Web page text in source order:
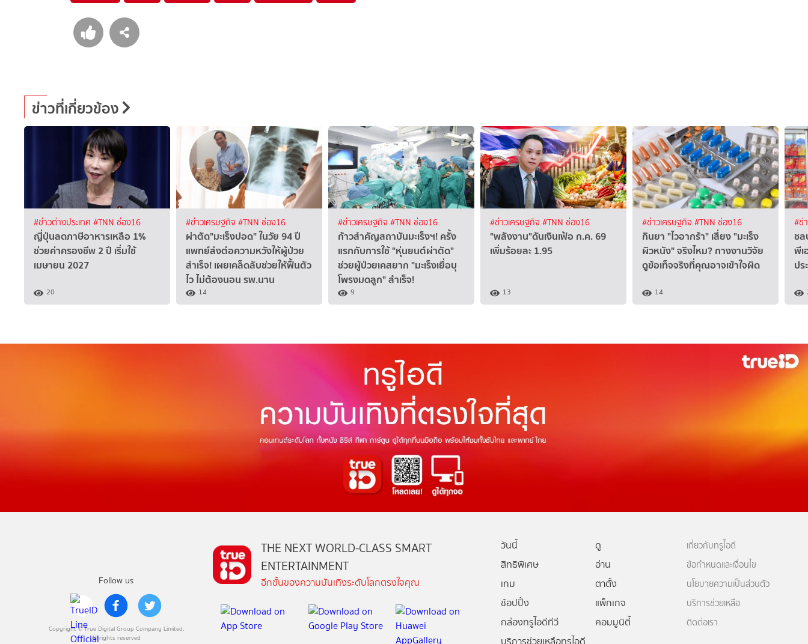
ข่าวที่เกี่ยวข้อง
#ข่าวต่างประเทศ #TNN ช่อง16
ญี่ปุ่นลดภาษีอาหารเหลือ 1%
ช่วยค่าครองชีพ 2 ปี เริ่มใช้
เมษายน 2027
20
#ข่าวเศรษฐกิจ #TNN ช่อง16
ผ่าตัด"มะเร็งปอด" ในวัย 94 ปี
แพทย์ส่งต่อความหวังให้ผู้ป่วย
สำเร็จ! เผยเคล็ดลับช่วยให้ฟื้นตัว
ไว ไม่ต้องนอน รพ.นาน
14
#ข่าวเศรษฐกิจ #TNN ช่อง16
ก้าวสำคัญสถาบันมะเร็งฯ! ครั้ง
แรกกับการใช้ "หุ่นยนต์ผ่าตัด"
ช่วยผู้ป่วยเคสยาก "มะเร็งเยื่อบุ
โพรงมดลูก" สำเร็จ!
9
#ข่าวเศรษฐกิจ #TNN ช่อง16
"พลังงาน"ดันเงินเฟ้อ ก.ค. 69
เพิ่มร้อยละ 1.95
13
#ข่าวเศรษฐกิจ #TNN ช่อง16
กินยา "ไวอากร้า" เสี่ยง "มะเร็ง
ผิวหนัง" จริงไหม? กางงานวิจัย
ดูข้อเท็จจริงที่คุณอาจเข้าใจผิด
14
#ข่
ชล
พี
ปร
Follow us
Copyright © True Digital Group Company Limited.
All rights reserved
THE NEXT WORLD-CLASS SMART
ENTERTAINMENT
อีกขั้นของความบันเทิงระดับโลกตรงใจคุณ
วันนี้
ดู
สิทธิพิเศษ
อ่าน
เกม
ตาตั้ง
ช้อปปิ้ง
แพ็กเกจ
กล่องทรูไอดีทีวี
คอมมูนิตี้
เกี่ยวกับทรูไอดี
ข้อกำหนดและเงื่อนไข
นโยบายความเป็นส่วนตัว
บริการช่วยเหลือ
ติดต่อเรา